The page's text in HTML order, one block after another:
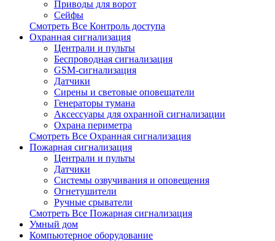
Приводы для ворот
Сейфы
Смотреть Все Контроль доступа
Охранная сигнализация
Централи и пульты
Беспроводная сигнализация
GSM-сигнализация
Датчики
Сирены и световые оповещатели
Генераторы тумана
Аксессуары для охранной сигнализации
Охрана периметра
Смотреть Все Охранная сигнализация
Пожарная сигнализация
Централи и пульты
Датчики
Системы озвучивания и оповещения
Огнетушители
Ручные срыватели
Смотреть Все Пожарная сигнализация
Умный дом
Компьютерное оборудование